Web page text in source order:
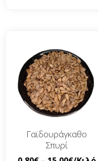
Γαϊδουράγκαθο
Σπυρί